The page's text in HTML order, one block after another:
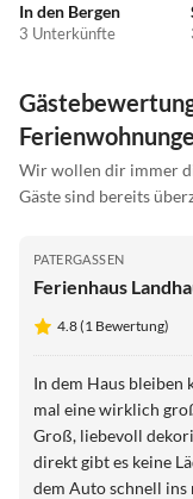
In den Bergen
3 Unterkünfte
Wir wollen dir immer
Gäste sind bereits
PATERGASSEN
Ferienhaus
4.8 (1 Bewertung)
In dem Haus bleiben
mal eine wirklich
Groß, liebevoll
direkt gibt es keine
dem Auto schnell ins nächste Dorf.